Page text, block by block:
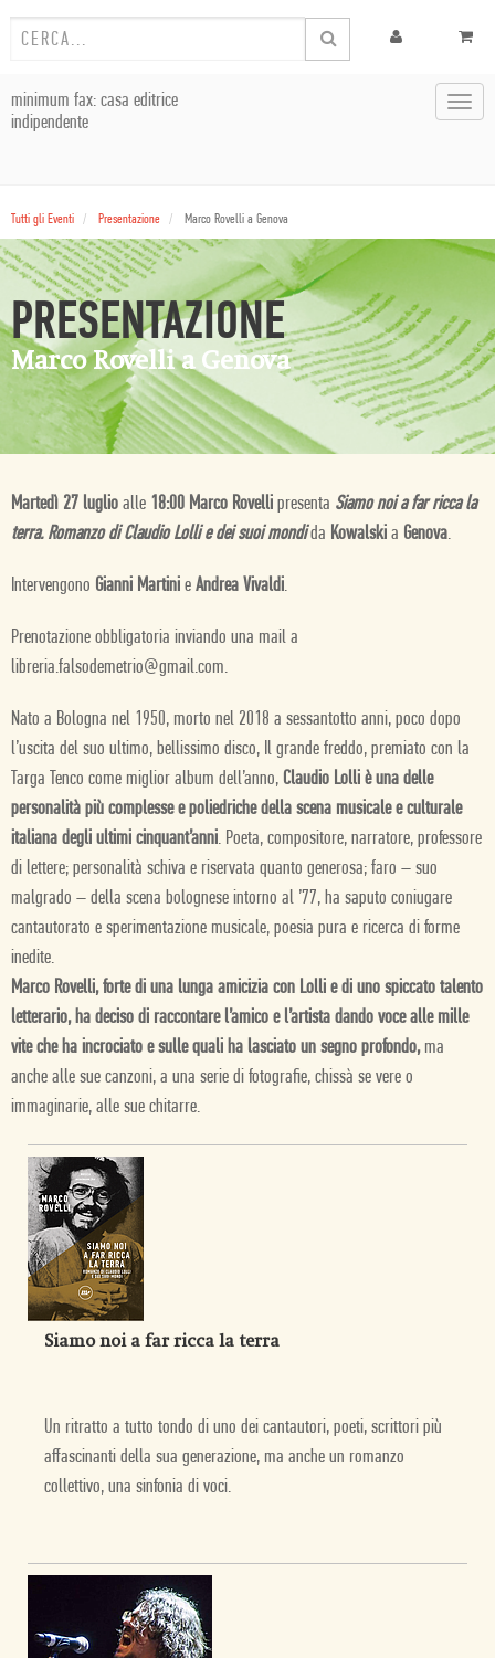
minimum fax: casa editrice
indipendente
Tutti gli Eventi Presentazione Marco Rovelli a Genova
PRESENTAZIONE
Marco Rovelli a Genova
Martedì 27 luglio alle 18:00 Marco Rovelli presenta Siamo noi a far ricca la
terra. Romanzo di Claudio Lolli e dei suoi mondida Kowalski a Genova.
Intervengono Gianni Martini e Andrea Vivaldi.
Prenotazione obbligatoria inviando una mail a
libreria.falsodemetrio@gmail.com.
Nato a Bologna nel 1950, morto nel 2018 a sessantotto anni, poco dopo
l’uscita del suo ultimo, bellissimo disco, Il grande freddo, premiato con la
Targa Tenco come miglior album dell’anno, Claudio Lolli è una delle
personalità più complesse e poliedriche della scena musicale e culturale
italiana degli ultimi cinquant’anni. Poeta, compositore, narratore, professore
di lettere; personalità schiva e riservata quanto generosa; faro – suo
malgrado – della scena bolognese intorno al ’77, ha saputo coniugare
cantautorato e sperimentazione musicale, poesia pura e ricerca di forme
inedite.
Marco Rovelli, forte di una lunga amicizia con Lolli e di uno spiccato talento
letterario, ha deciso di raccontare l’amico e l’artista dando voce alle mille
vite che ha incrociato e sulle quali ha lasciato un segno profondo,ma
anche alle sue canzoni, a una serie di fotografie, chissà se vere o
immaginarie, alle sue chitarre.
Siamo noi a far ricca la terra
Un ritratto a tutto tondo di uno dei cantautori, poeti, scrittori più
affascinanti della sua generazione, ma anche un romanzo
collettivo, una sinfonia di voci.